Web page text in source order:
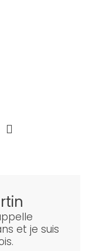
et je suis